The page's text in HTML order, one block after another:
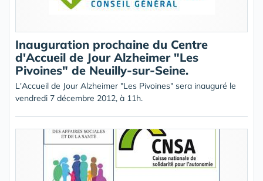
Inauguration prochaine du Centre
d'Accueil de Jour Alzheimer "Les
Pivoines" de Neuilly-sur-Seine.
L'Accueil de Jour Alzheimer "Les Pivoines" sera inauguré le
vendredi 7 décembre 2012, à 11h.